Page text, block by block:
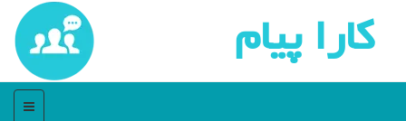
كارا پیام
منو